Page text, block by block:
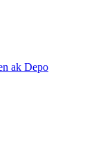
ak Depo